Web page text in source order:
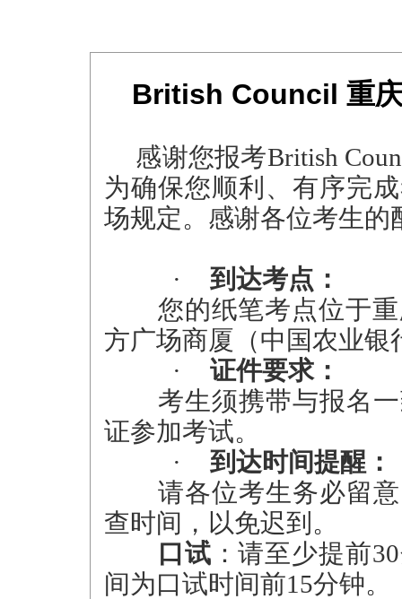
British Council 重
感谢您报考British
为确保您顺利、有序完
场规定。感谢各位考生的
·
到达考点：
您的纸笔考点位于
方广场商厦（中国农业银
·
证件要求：
考生须携带与报名
证参加考试。
·
到达时间提醒：
请各位考生务必留
查时间，以免迟到。
口试 ：请至少提前
间为口试时间前15分钟。